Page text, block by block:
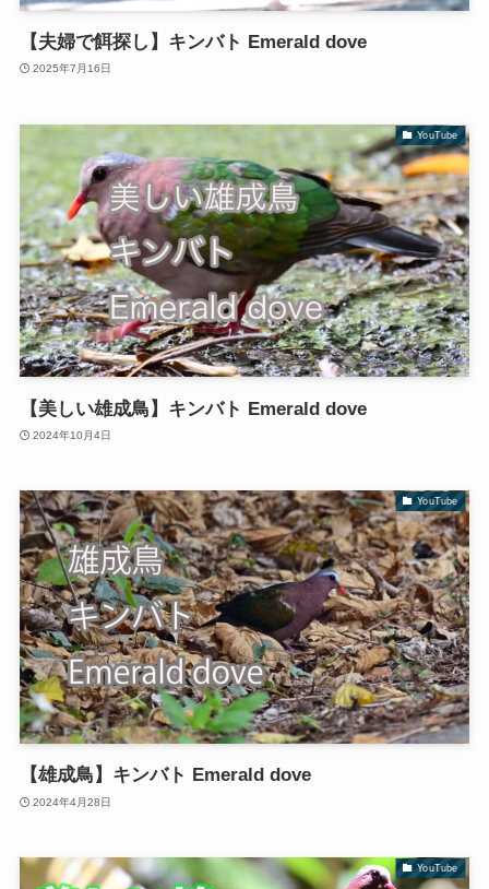
【夫婦で餌探し】キンバト Emerald dove
2025年7月16日
YouTube
【美しい雄成鳥】キンバト Emerald dove
2024年10月4日
YouTube
【雄成鳥】キンバト Emerald dove
2024年4月28日
YouTube